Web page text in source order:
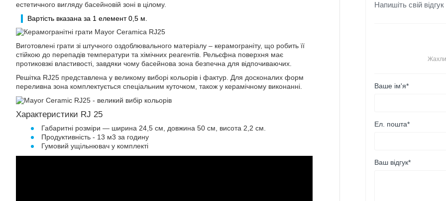
естетичного вигляду басейновій зоні в цілому.
Вартість вказана за 1 елемент 0,5 м.
Виготовлені грати зі штучного оздоблювального матеріалу – керамограніту, що робить її
стійкою до перепадів температури та хімічних реагентів. Рельєфна поверхня має
протиковзкі властивості, завдяки чому басейнова зона безпечна для відпочиваючих.
Решітка RJ25 представлена ​​у великому виборі кольорів і фактур. Для досконалих форм
переливна зона комплектується спеціальним куточком, також у керамічному виконанні.
Характеристики RJ 25
Габаритні розміри — ширина 24,5 см, довжина 50 см, висота 2,2 см.
Продуктивність - 13 м3 за годину
Гумовий ущільнювач у комплекті
Напишіть свій
Ваше ім'я*
Ел. пошта*
Ваш відгук*